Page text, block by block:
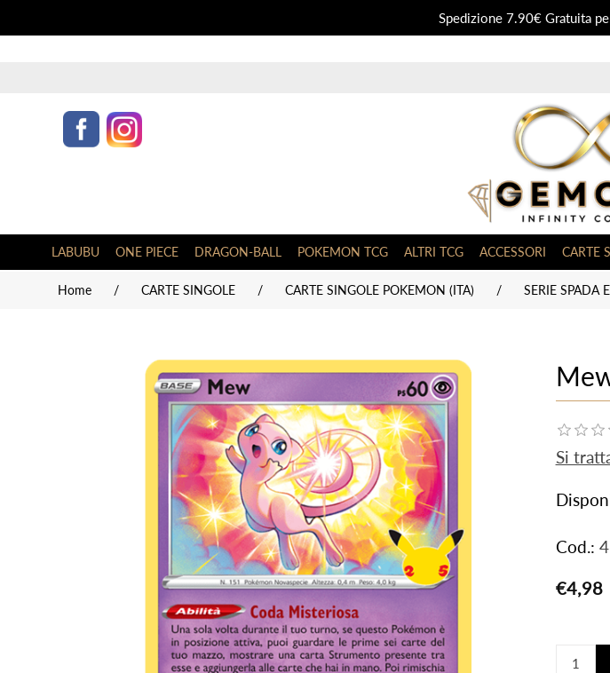
Spedizione 7.90€ Gratuita
LABUBU ONE PIECE DRAGON-BALL POKEMON TCG ALTRI TCG ACCESSORI CARTE
Home / CARTE SINGOLE / CARTE SINGOLE POKEMON (ITA) / SERIE SPADA
Si
Cod.:
€4,98